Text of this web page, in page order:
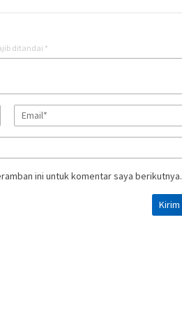
ditandai *
ini untuk komentar saya berikutnya.